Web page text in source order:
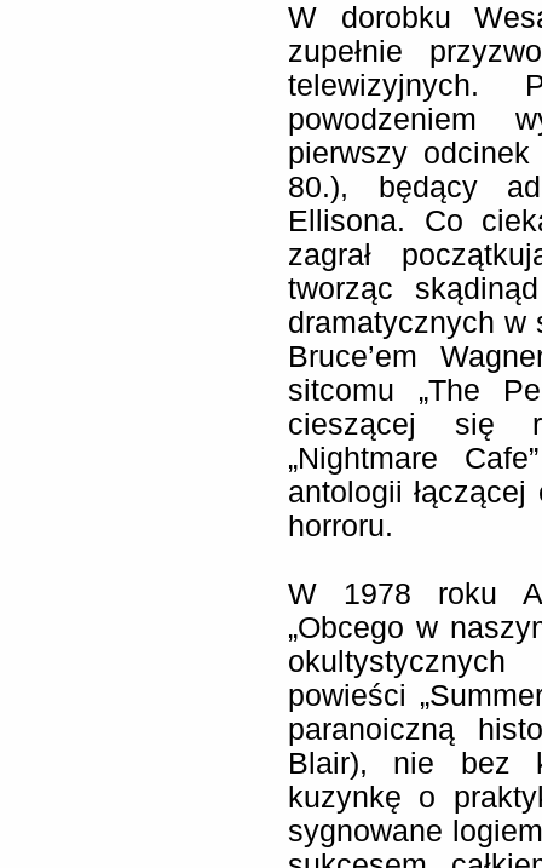
W dorobku
zupełnie
telewizyjnych.
powodzeniem
pierwszy
80.), będący
Ellisona. Co
zagrał
tworząc
dramatycznych w
Bruce’em
sitcomu „The
cieszącej się
„Nightmare
antologii
horroru.
W 1978 roku
„Obcego w
powieści
paranoiczną
Blair), nie bez
kuzynkę o
sygnowane